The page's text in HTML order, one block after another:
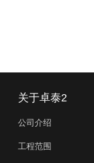
关于卓泰2
公司介绍
工程范围